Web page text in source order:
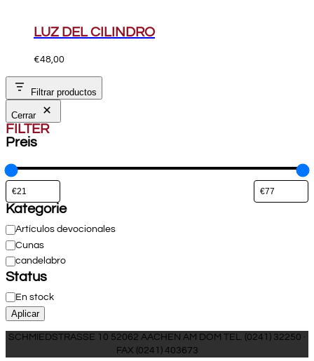
LUZ DEL CILINDRO
€48,00
Filtrar productos
Cerrar
FILTER
Preis
Kategorie
Categoría
Artículos devocionales
Cunas
candelabro
Status
Estado
En stock
Aplicar
SCHMIEDSTRASSE 10 52062 AACHEN AM DOM TEL. (0241) 32250 ·
FAX (0241) 403673